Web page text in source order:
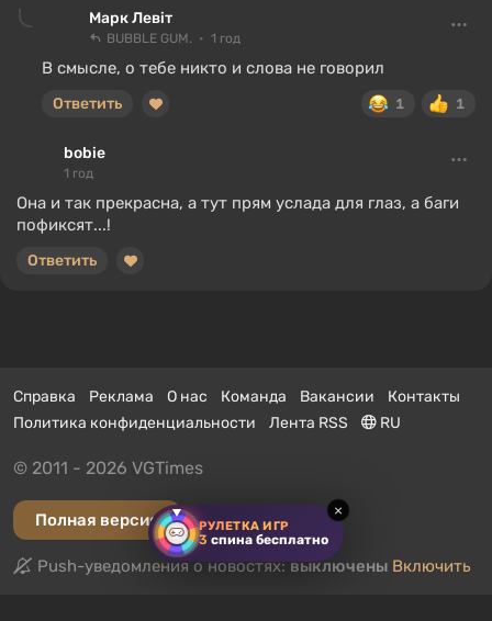
РУЛЕТКА ИГР
3 спина бесплатно
×
Марк Левіт
BUBBLE GUM. 1 год
В смысле, о тебе никто и слова не говорил
1 1
Ответить
bobie
1 год
Она и так прекрасна, а тут прям услада для глаз, а баги
пофиксят...!
Ответить
Справка Реклама О нас Команда Вакансии
Контакты
Политика конфиденциальности
Лента RSS RU
© 2011 - 2026 VGTimes
Полная версия
Push-уведомления о новостях:выключены Включить